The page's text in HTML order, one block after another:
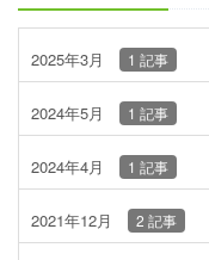
2025年3月 1 記事
2024年5月 1 記事
2024年4月 1 記事
2021年12月 2 記事